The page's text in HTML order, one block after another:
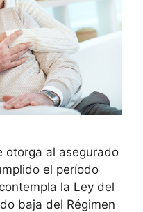
otorga al asegurado
el período
la Ley del
baja del Régimen